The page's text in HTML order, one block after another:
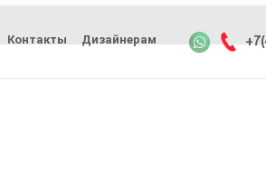
Контакты
Дизайнерам